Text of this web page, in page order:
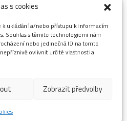
s cookies
ukládání a/nebo přístupu k informacím
Souhlas s těmito technologiemi nám
nebo jedinečná ID na tomto
ovlivnit určité vlastnosti a
Zobrazit předvolby